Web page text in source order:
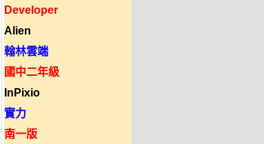
Developer
Alien
翰林雲端
國中二年級
InPixio
實力
南一版